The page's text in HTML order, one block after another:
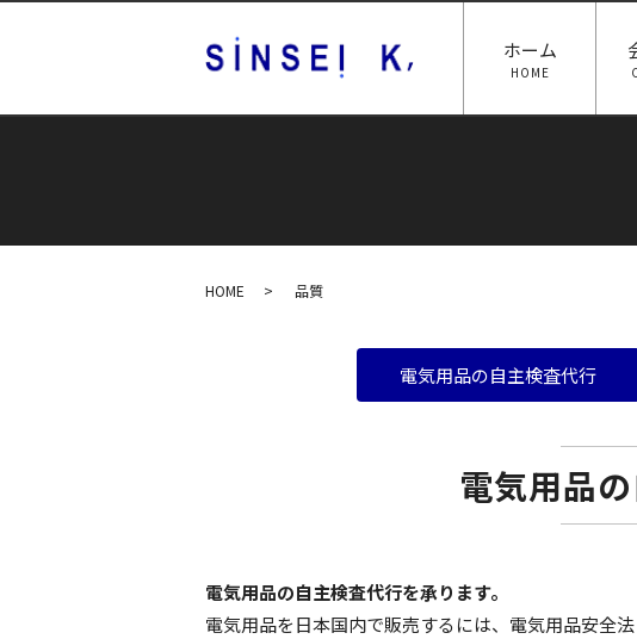
ホーム
HOME
HOME 品質
電気用品の自主検査代行
電気用品
電気用品の自主検査代行を承ります。
電気用品を日本国内で販売するには、電気用品安全